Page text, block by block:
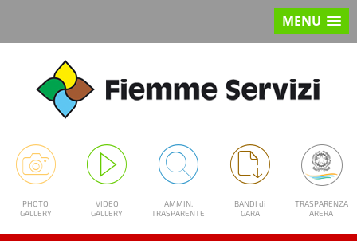
MENU
PHOTO
GALLERY
VIDEO
GALLERY
AMMIN.
TRASPARENTE
BANDI di
GARA
TRASPARENZA
ARERA